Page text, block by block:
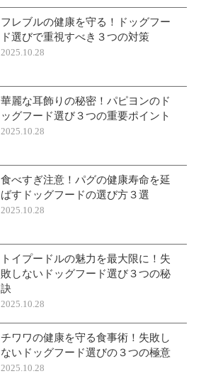
フレブルの健康を守る！ドッグフー
ド選びで重視すべき３つの対策
2025.10.28
華麗な耳飾りの秘密！パピヨンのド
ッグフード選び３つの重要ポイント
2025.10.28
食べすぎ注意！パグの健康寿命を延
ばすドッグフードの選び方３選
2025.10.28
トイプードルの魅力を最大限に！失
敗しないドッグフード選び３つの秘
訣
2025.10.28
チワワの健康を守る食事術！失敗し
ないドッグフード選びの３つの極意
2025.10.28